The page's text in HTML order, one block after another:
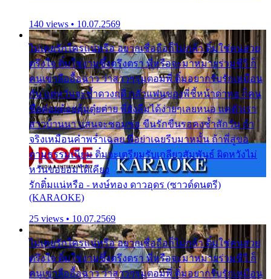
140 views • 10.07.2569
ไม่เคยรักใครแน่หรือ อยากเชื่อถือก็ไม่กล้า ติ๋มใช่คนสวย
ตรึงใจ ติ๋มใช่งามซึ้งตรึงตรา พี่หรือจะมาหมายร่วมชีวี ก็
คนเขาลืออื้อฉาว ว่าสาวๆรุมตอมพี่ ติ๋มอยากรับรักเหมือน
กัน แต่หวั่นจะช้ำดวงฤดี กลัวแฟนของพี่ชี้หน้าด่าทอ ก็คน
ชื่อต๋อยต้อยตุ้มตุ๋ยต่าย พี่ยังลืมได้ง่ายๆเลยหนอ แค่ตัวเรา
สาวบ้านนา แสนจะซอมซ่อ ขืนรักขืนรอคงช้ำสักวัน ถ้า
จริงเหมือนคำพร่ำเฉลย พี่อย่าเฉยรีบมาหมั้น ถ้าพี่สู่ขอ
ตามธรรมเนียม ติ๋มจะเตรียมรับเกลียวสัมพันธ์ ผิดหวังไม่
หวั่นขอยอมได้เคียง
รักติ๋มแน่หรือ - หงษ์ทอง ดาวอุดร (ซาวด์ดนตรี)
(KARAOKE)
25 views • 10.07.2569
ไม่เคยรักใครแน่หรือ อยากเชื่อถือก็ไม่กล้า ติ๋มใช่คนสวย
ตรึงใจ ติ๋มใช่งามซึ้งตรึงตรา พี่หรือจะมาหมายร่วมชีวี ก็
คนเขาลืออื้อฉาว ว่าสาวๆรุมตอมพี่ ติ๋มอยากรับรักเหมือน